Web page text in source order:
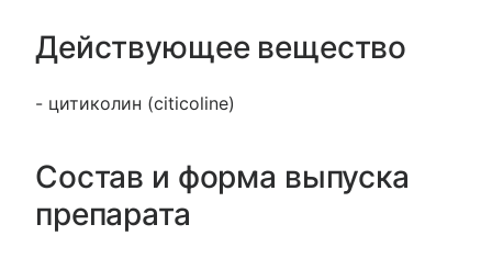
Действующее вещество
- цитиколин (citicoline)
Состав и форма выпуска
препарата